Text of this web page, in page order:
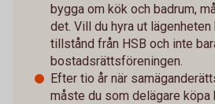
bygga om kök och badrum,
det. Vill du hyra ut
tillstånd från HSB och inte
bostadsrättsföreningen.
Efter tio år när
måste du som delägare